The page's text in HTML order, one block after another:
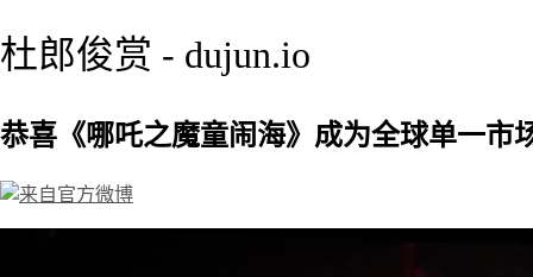
杜郎俊赏 - dujun.io
恭喜《哪吒之魔童闹海》成为全球单一市